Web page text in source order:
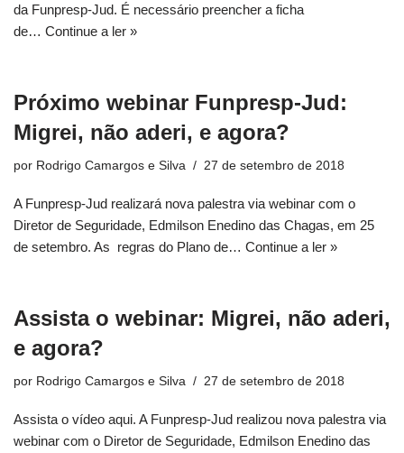
da Funpresp-Jud. É necessário preencher a ficha
de… Continue a ler »
Próximo webinar Funpresp-Jud:
Migrei, não aderi, e agora?
por Rodrigo Camargos e Silva 27 de setembro de 2018
A Funpresp-Jud realizará nova palestra via webinar com o
Diretor de Seguridade, Edmilson Enedino das Chagas, em 25
de setembro. As regras do Plano de… Continue a ler »
Assista o webinar: Migrei, não aderi,
e agora?
por Rodrigo Camargos e Silva 27 de setembro de 2018
Assista o vídeo aqui. A Funpresp-Jud realizou nova palestra via
webinar com o Diretor de Seguridade, Edmilson Enedino das